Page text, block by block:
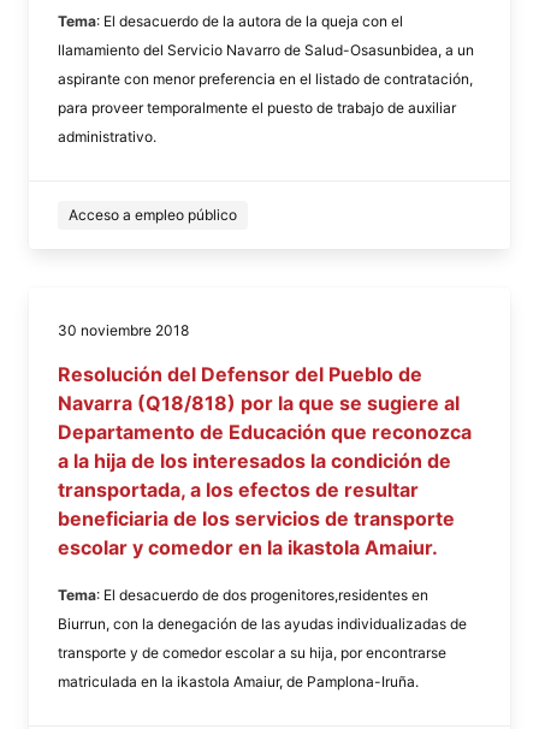
Tema: El desacuerdo de la autora de la queja con el
llamamiento del Servicio Navarro de Salud-Osasunbidea, a un
aspirante con menor preferencia en el listado de contratación,
para proveer temporalmente el puesto de trabajo de auxiliar
administrativo.
Acceso a empleo público
30 noviembre 2018
Resolución del Defensor del Pueblo de
Navarra (Q18/818) por la que se sugiere al
Departamento de Educación que reconozca
a la hija de los interesados la condición de
transportada, a los efectos de resultar
beneficiaria de los servicios de transporte
escolar y comedor en la ikastola Amaiur.
Tema: El desacuerdo de dos progenitores,residentes en
Biurrun, con la denegación de las ayudas individualizadas de
transporte y de comedor escolar a su hija, por encontrarse
matriculada en la ikastola Amaiur, de Pamplona-Iruña.